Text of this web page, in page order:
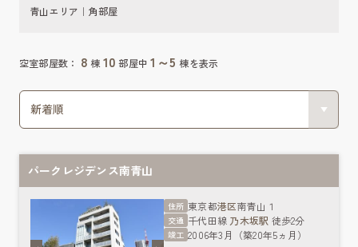
空室部屋数： 8 棟 10 部屋中1～5棟を表示
青山エリア｜角部屋
パークレジデンス南青山
住所 東京都港区南青山１
交通 千代田線 乃木坂駅 徒歩2分
竣工 2006年3月（築20年5ヵ月）